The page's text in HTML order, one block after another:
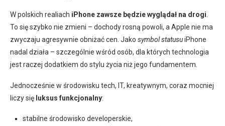
W polskich realiach iPhone zawsze będzie wyglądał na drogi
To się szybko nie zmieni – dochody rosną powoli, a Apple nie ma
zwyczaju agresywnie obniżać cen. Jako symbol statusuiPhone
nadal działa – szczególnie wśród osób, dla których technologia
jest raczej dodatkiem do stylu życia niż jego fundamentem.
Jednocześnie w środowisku tech, IT, kreatywnym, coraz mocniej
liczy się luksus funkcjonalny:
stabilne środowisko developerskie,